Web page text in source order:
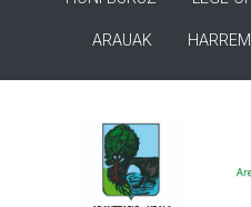
ARAUAK